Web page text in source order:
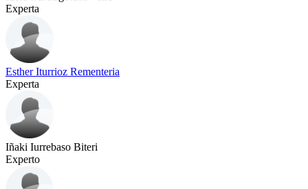
Experta
Esther Iturrioz Rementeria
Experta
Iñaki Iurrebaso Biteri
Experto